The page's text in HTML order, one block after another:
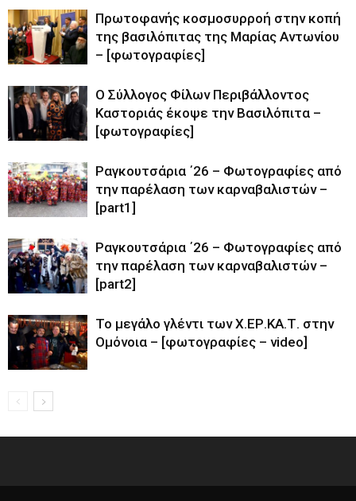
Πρωτοφανής κοσμοσυρροή στην κοπή
της βασιλόπιτας της Μαρίας Αντωνίου
– [φωτογραφίες]
Ο Σύλλογος Φίλων Περιβάλλοντος
Καστοριάς έκοψε την Βασιλόπιτα –
[φωτογραφίες]
Ραγκουτσάρια ΄26 – Φωτογραφίες από
την παρέλαση των καρναβαλιστών –
[part1]
Ραγκουτσάρια ΄26 – Φωτογραφίες από
την παρέλαση των καρναβαλιστών –
[part2]
Το μεγάλο γλέντι των Χ.ΕΡ.ΚΑ.Τ. στην
Ομόνοια – [φωτογραφίες – video]